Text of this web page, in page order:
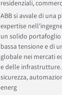
residenziali,
ABB si avvale di una
expertise
un solido
bassa tensione e di
globale nei mercati
e delle
sicurezza,
energ